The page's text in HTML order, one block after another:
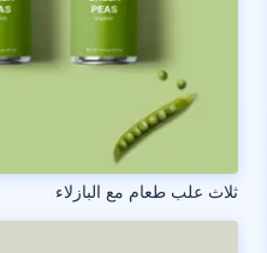
ثلاث علب طعام مع البازلاء